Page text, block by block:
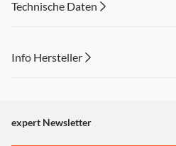
Technische Daten
Info Hersteller
"Marketing".
expert Newsletter